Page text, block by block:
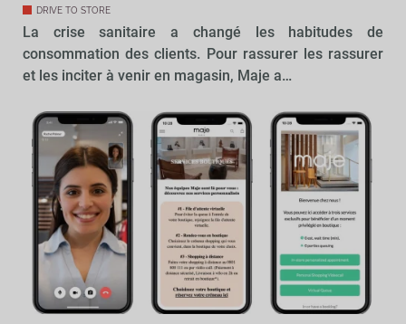
DRIVE TO STORE
La crise sanitaire a changé les habitudes de
consommation des clients. Pour rassurer les rassurer
et les inciter à venir en magasin, Maje a…